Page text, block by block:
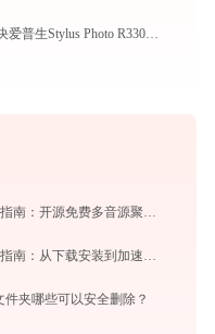
(2026最新)完美解决爱普生Stylus Photo R330打印机驱动安装困扰，全面下载安装教程
落雪音乐助手完全指南：开源免费多音源聚合音乐播放器的安装、配置与使用技巧（2026最新）
小黑盒加速器使用指南：从下载安装到加速外服游戏，免费版够用吗
件夹哪些可以安全删除？